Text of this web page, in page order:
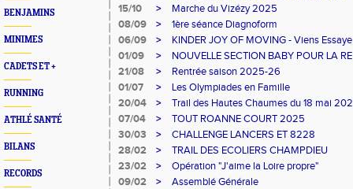
BENJAMINS
MINIMES
CADETS ET +
RUNNING
ATHLÉ SANTÉ
BILANS
RECORDS
15/10
>
Marche du Vizézy 2025
08/09
>
1ère séance Diagnoform
06/09
>
KINDER JOY OF MOVING - Viens
01/09
>
NOUVELLE SECTION BABY POUR LA
21/08
>
Rentrée saison 2025-26
01/07
>
Les Olympiades en Famille
20/04
>
Trail des Hautes Chaumes du 18 mai
07/04
>
TOUT ROANNE COURT 2025
30/03
>
CHALLENGE LANCERS ET 8228
28/02
>
TRAIL DES ECOLIERS CHAMPDIEU
23/02
>
Opération "J'aime la Loire propre"
09/02
>
Assemblé Générale